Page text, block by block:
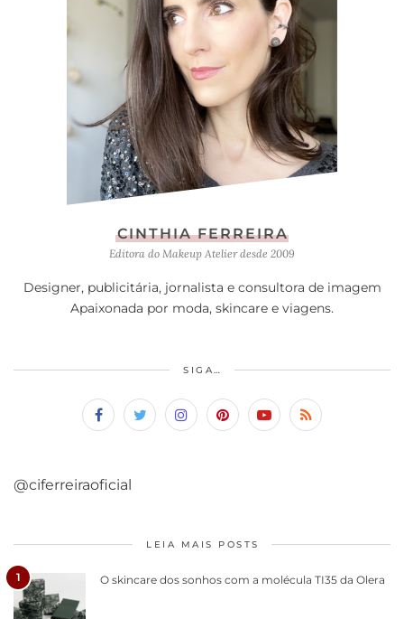
CINTHIA FERREIRA
Editora do Makeup Atelier desde 2009
Designer, publicitária, jornalista e consultora de imagem
Apaixonada por moda, skincare e viagens.
SIGA…
@ciferreiraoficial
LEIA MAIS POSTS
1 O skincare dos sonhos com a molécula TI35 da Olera